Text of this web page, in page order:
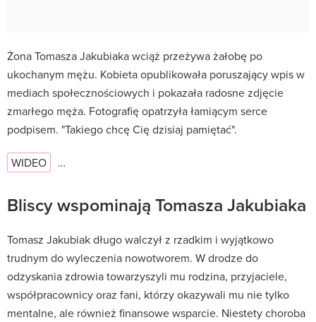
Żona Tomasza Jakubiaka wciąż przeżywa żałobę po
ukochanym mężu. Kobieta opublikowała poruszający wpis w
mediach społecznościowych i pokazała radosne zdjęcie
zmarłego męża. Fotografię opatrzyła łamiącym serce
podpisem. "Takiego chcę Cię dzisiaj pamiętać".
WIDEO …
Bliscy wspominają Tomasza Jakubiaka
Tomasz Jakubiak długo walczył z rzadkim i wyjątkowo
trudnym do wyleczenia nowotworem. W drodze do
odzyskania zdrowia towarzyszyli mu rodzina, przyjaciele,
współpracownicy oraz fani, którzy okazywali mu nie tylko
mentalne, ale również finansowe wsparcie. Niestety choroba